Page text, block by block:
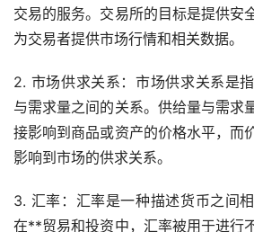
交易的服务。交易所的目标是提供安
为交易者提供市场行情和相关数据。
2. 市场供求关系：市场供求关系是
与需求量之间的关系。供给量与需求
接影响到商品或资产的价格水平，而
影响到市场的供求关系。
3. 汇率：汇率是一种描述货币之间
在**贸易和投资中，汇率被用于进行